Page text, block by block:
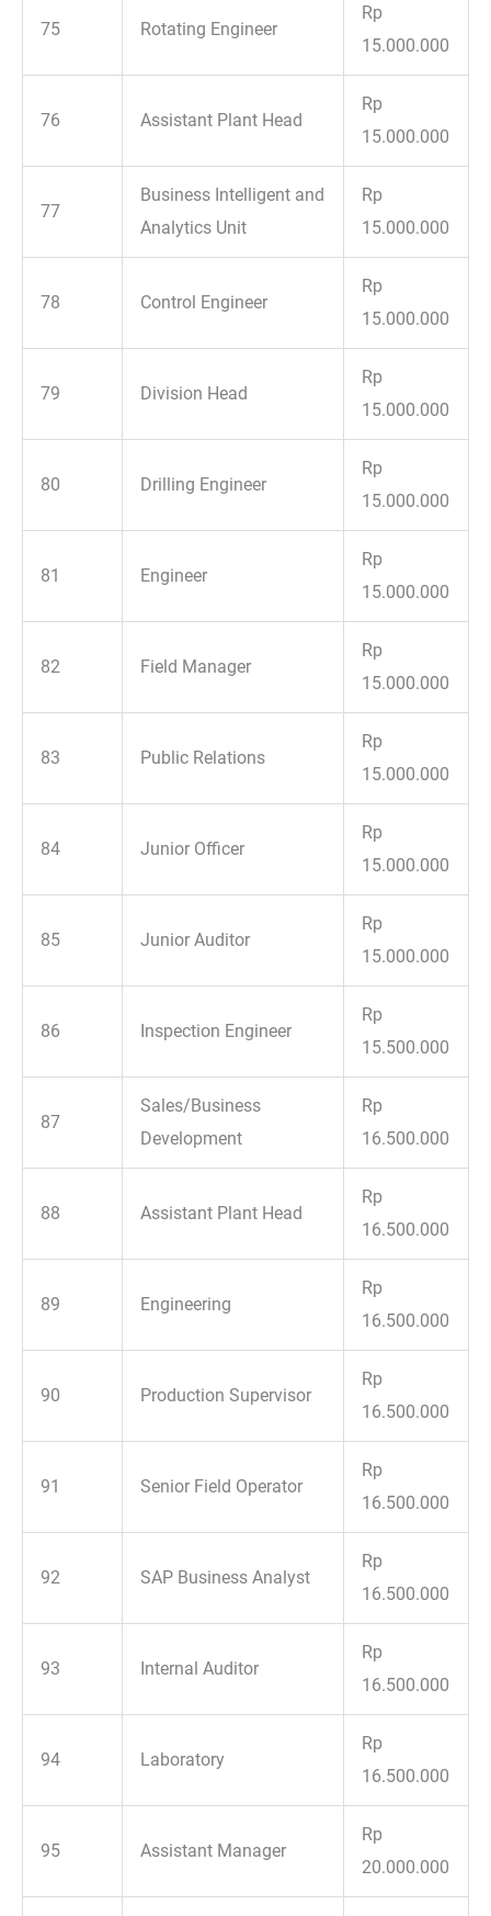
75 Rotating Engineer
Rp
15.000.000
76 Assistant Plant Head
Rp
15.000.000
77
Business Intelligent and
Analytics Unit
Rp
15.000.000
78 Control Engineer
Rp
15.000.000
79 Division Head
Rp
15.000.000
80 Drilling Engineer
Rp
15.000.000
81 Engineer
Rp
15.000.000
82 Field Manager
Rp
15.000.000
83 Public Relations
Rp
15.000.000
84 Junior Officer
Rp
15.000.000
85 Junior Auditor
Rp
15.000.000
86 Inspection Engineer
Rp
15.500.000
87
Sales/Business
Development
Rp
16.500.000
88 Assistant Plant Head
Rp
16.500.000
89 Engineering
Rp
16.500.000
90 Production Supervisor
Rp
16.500.000
91 Senior Field Operator
Rp
16.500.000
92 SAP Business Analyst
Rp
16.500.000
93 Internal Auditor
Rp
16.500.000
94 Laboratory
Rp
16.500.000
95 Assistant Manager
Rp
20.000.000